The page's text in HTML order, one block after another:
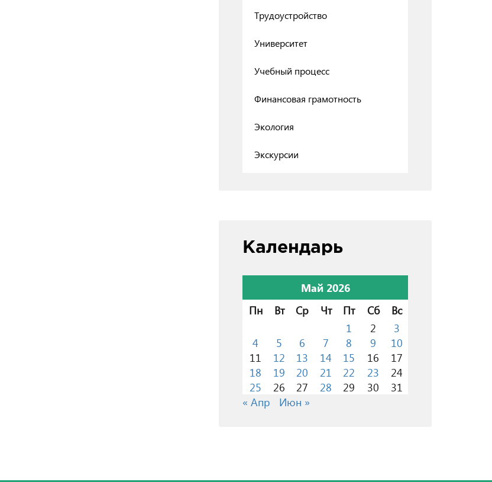
Трудоустройство
Университет
Учебный процесс
Финансовая грамотность
Экология
Экскурсии
Календарь
Май 2026
Пн
Вт Ср Чт Пт Сб
Вс
1
2
3
4
5 6 7 8 9
10
11
12 13 14 15 16
17
18
19 20 21 22 23
24
25
26 27 28 29 30
31
« Апр
Июн »